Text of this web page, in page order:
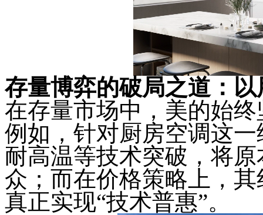
存量博弈的破局之道：
在存量市场中，美的始
例如，针对厨房空调这
耐高温等技术突破，将
众；而在价格策略上，
真正实现“技术普惠”。